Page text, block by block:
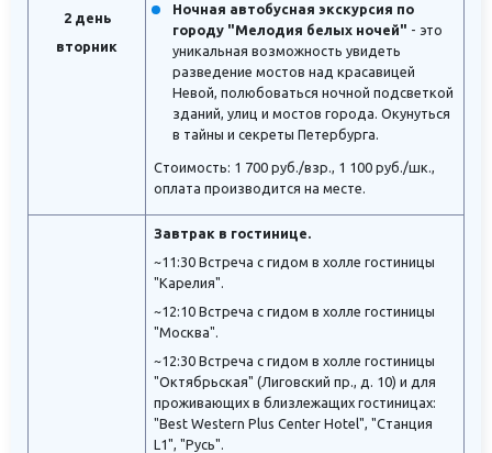
2 день
вторник
Ночная автобусная экскурсия по
городу "Мелодия белых ночей" - это
уникальная возможность увидеть
разведение мостов над красавицей
Невой, полюбоваться ночной подсветкой
зданий, улиц и мостов города. Окунуться
в тайны и секреты Петербурга.
Стоимость: 1 700 руб./взр., 1 100 руб./шк.,
оплата производится на месте.
Завтрак в гостинице.
~11:30 Встреча с гидом в холле гостиницы
"Карелия".
~12:10 Встреча с гидом в холле гостиницы
"Москва".
~12:30 Встреча с гидом в холле гостиницы
"Октябрьская" (Лиговский пр., д. 10) и для
проживающих в близлежащих гостиницах:
"Best Western Plus Center Hotel", "Станция
L1", "Русь".